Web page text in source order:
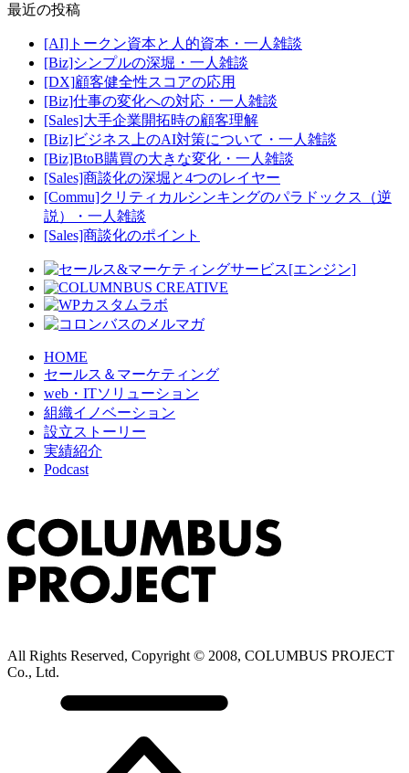
最近の投稿
[AI]トークン資本と人的資本・一人雑談
[Biz]シンプルの深堀・一人雑談
[DX]顧客健全性スコアの応用
[Biz]仕事の変化への対応・一人雑談
[Sales]大手企業開拓時の顧客理解
[Biz]ビジネス上のAI対策について・一人雑談
[Biz]BtoB購買の大きな変化・一人雑談
[Sales]商談化の深堀と4つのレイヤー
[Commu]クリティカルシンキングのパラドックス（逆
説）・一人雑談
[Sales]商談化のポイント
HOME
セールス＆マーケティング
web・ITソリューション
組織イノベーション
設立ストーリー
実績紹介
Podcast
All Rights Reserved, Copyright © 2008, COLUMBUS PROJECT
Co., Ltd.